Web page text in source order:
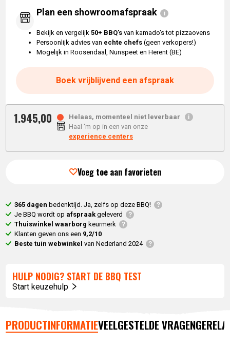
1.945,00
Helaas, momenteel niet leverbaar
Haal 'm op in een van onze
experience centers
Voeg toe aan favorieten
365 dagen bedenktijd. Ja, zelfs op deze BBQ!
Je BBQ wordt op afspraak geleverd
Thuiswinkel waarborg keurmerk
Klanten geven ons een 9,2/10
Beste tuin webwinkel van Nederland 2024
Plan een showroomafspraak
Bekijk en vergelijk50+ BBQ's van kamado's tot pizzaovens
Persoonlijk advies van echte chefs (geen verkopers!)
Mogelijk in Roosendaal, Nunspeet en Herent (BE)
Boek vrijblijvend een afspraak
HULP NODIG? START DE BBQ TEST
Start keuzehulp
PRODUCTINFORMATIEVEELGESTELDE VRAGEN